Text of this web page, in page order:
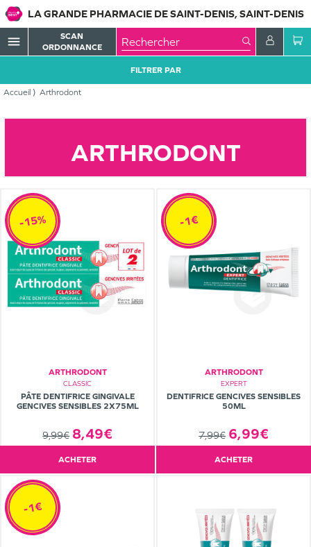
LA GRANDE PHARMACIE DE SAINT-DENIS, SAINT-DENIS
menu
SCAN
ORDONNANCE
Accueil Arthrodont
FILTRER PAR
ARTHRODONT
ARTHRODONT
CLASSIC
PÂTE DENTIFRICE GINGIVALE
GENCIVES SENSIBLES 2X75ML
9,99€ 8,49€
-15%
ACHETER
ARTHRODONT
EXPERT
DENTIFRICE GENCIVES SENSIBLES
50ML
7,99€ 6,99€
-1€
ACHETER
-1€